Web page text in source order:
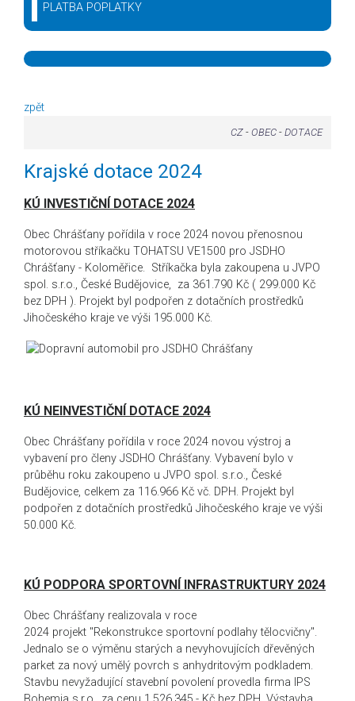
PLATBA POPLATKY
zpět
CZ- OBEC- DOTACE
Krajské dotace 2024
KÚ INVESTIČNÍ DOTACE 2024
Obec Chrášťany pořídila v roce 2024 novou přenosnou
motorovou stříkačku TOHATSU VE1500 pro JSDHO
Chrášťany - Koloměřice. Stříkačka byla zakoupena u JVPO
spol. s.r.o., České Budějovice, za 361.790 Kč ( 299.000 Kč
bez DPH ). Projekt byl podpořen z dotačních prostředků
Jihočeského kraje ve výši 195.000 Kč.
KÚ NEINVESTIČNÍ DOTACE 2024
Obec Chrášťany pořídila v roce 2024 novou výstroj a
vybavení pro členy JSDHO Chrášťany. Vybavení bylo v
průběhu roku zakoupeno u JVPO spol. s.r.o., České
Budějovice, celkem za 116.966 Kč vč. DPH. Projekt byl
podpořen z dotačních prostředků Jihočeského kraje ve výši
50.000 Kč.
KÚ PODPORA SPORTOVNÍ INFRASTRUKTURY 2024
Obec Chrášťany realizovala v roce
2024 projekt "Rekonstrukce sportovní podlahy tělocvičny".
Jednalo se o výměnu starých a nevyhovujících dřevěných
parket za nový umělý povrch s anhydritovým podkladem.
Stavbu nevyžadující stavební povolení provedla firma IPS